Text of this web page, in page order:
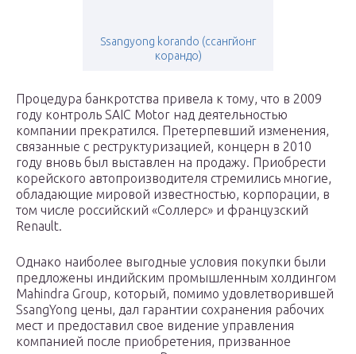
Ssangyong korando (ссангйонг
корандо)
Процедура банкротства привела к тому, что в 2009
году контроль SAIC Motor над деятельностью
компании прекратился. Претерпевший изменения,
связанные с реструктуризацией, концерн в 2010
году вновь был выставлен на продажу. Приобрести
корейского автопроизводителя стремились многие,
обладающие мировой известностью, корпорации, в
том числе российский «Соллерс» и французский
Renault.
Однако наиболее выгодные условия покупки были
предложены индийским промышленным холдингом
Mahindra Group, который, помимо удовлетворившей
SsangYong цены, дал гарантии сохранения рабочих
мест и предоставил свое видение управления
компанией после приобретения, призванное